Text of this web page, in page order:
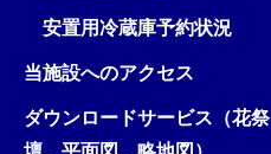
安置用冷蔵庫予約状況
当施設へのアクセス
ダウンロードサービス（花祭